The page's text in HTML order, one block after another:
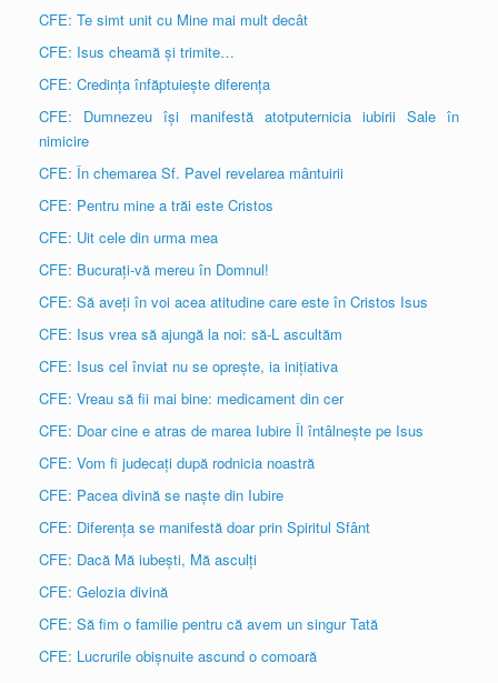
CFE: Te simt unit cu Mine mai mult decât
CFE: Isus cheamă și trimite…
CFE: Credința înfăptuiește diferența
CFE: Dumnezeu își manifestă atotputernicia iubirii Sale în
nimicire
CFE: În chemarea Sf. Pavel revelarea mântuirii
CFE: Pentru mine a trăi este Cristos
CFE: Uit cele din urma mea
CFE: Bucurați-vă mereu în Domnul!
CFE: Să aveți în voi acea atitudine care este în Cristos Isus
CFE: Isus vrea să ajungă la noi: să-L ascultăm
CFE: Isus cel înviat nu se oprește, ia inițiativa
CFE: Vreau să fii mai bine: medicament din cer
CFE: Doar cine e atras de marea Iubire Îl întâlnește pe Isus
CFE: Vom fi judecați după rodnicia noastră
CFE: Pacea divină se naște din Iubire
CFE: Diferența se manifestă doar prin Spiritul Sfânt
CFE: Dacă Mă iubești, Mă asculți
CFE: Gelozia divină
CFE: Să fim o familie pentru că avem un singur Tată
CFE: Lucrurile obișnuite ascund o comoară